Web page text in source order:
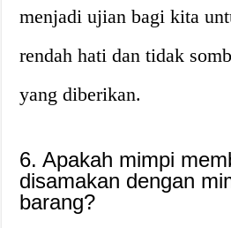
menjadi ujian bagi kita
rendah hati dan tidak
yang diberikan.
6. Apakah mimpi
disamakan dengan
barang?